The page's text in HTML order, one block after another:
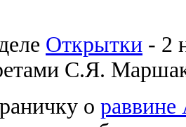
Открытки - 2
С.Я.
о